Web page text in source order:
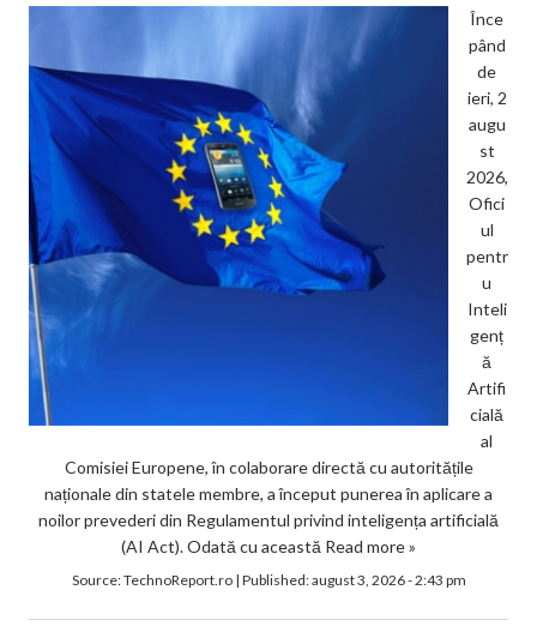
Înce
pând
de
ieri, 2
augu
st
2026,
Ofici
ul
pentr
u
Inteli
genț
ă
Artifi
cială
al
Comisiei Europene, în colaborare directă cu autoritățile
naționale din statele membre, a început punerea în aplicare a
noilor prevederi din Regulamentul privind inteligența artificială
(AI Act). Odată cu această Read more »
Source:TechnoReport.ro| Published:august 3, 2026 - 2:43 pm